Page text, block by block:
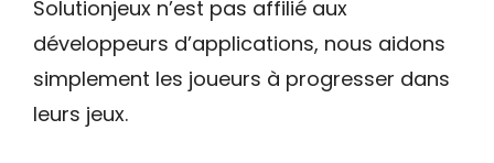
Solutionjeux n’est pas affilié aux
développeurs d’applications, nous aidons
simplement les joueurs à progresser dans
leurs jeux.